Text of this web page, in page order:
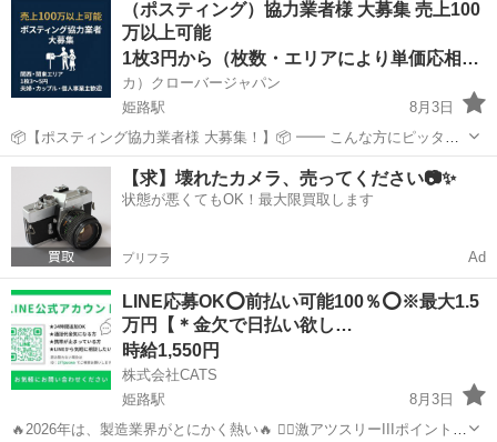
装置のマシンオペレーター・検査 ・PC入力 ・機械操作材料投入・...
（ポスティング）協力業者様 大募集 売上100
万以上可能
1枚3円から（枚数・エリアにより単価応相談）
カ）クローバージャパン
姫路駅
8月3日
📦【ポスティング協力業者様 大募集！】📦 ━━ こんな方にピッタ
リ！ ・すでにポスティング業をされている方 ・副業・ダブルワークで
安定収入を得たい方 ・個人・法人どちらでもOK！ ━━ 弊社の特徴 ・
大手...
兵庫 姫路市 姫路駅 軽作業 業務委託契約
【求】壊れたカメラ、売ってください📷✨
状態が悪くてもOK！最大限買取します
プリフラ Ad
LINE応募OK⭕️前払い可能100％⭕️※最大1.5
万円【＊金欠で日払い欲し…
時給1,550円
株式会社CATS
姫路駅
8月3日
🔥2026年は、製造業界がとにかく熱い🔥 ❤️‍🔥激アツスリーIIIポイント